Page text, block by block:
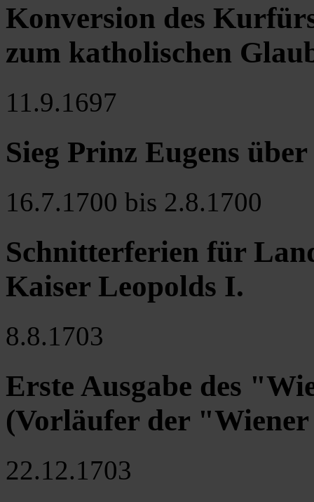
Konversion des
zum katholischen
11.9.1697
Sieg Prinz Eugens
16.7.1700 bis 2.8.1700
Schnitterferien für
Kaiser Leopolds I.
8.8.1703
Erste Ausgabe des
(Vorläufer der
22.12.1703